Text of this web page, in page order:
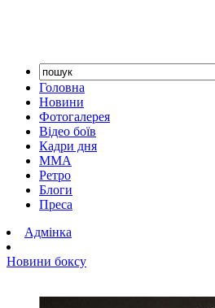
Головна
Новини
Фотогалерея
Відео боїв
Кадри дня
ММА
Ретро
Блоги
Преса
Адмінка
Новини боксу